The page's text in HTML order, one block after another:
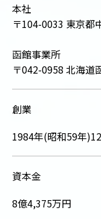
本社
〒104-0033 東京都
函館事業所
〒042-0958 北海道
創業
1984年(昭和59年
資本金
8億4,375万円